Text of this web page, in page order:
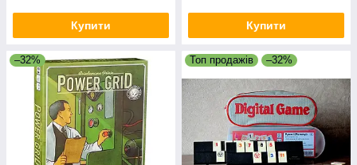
Купити Купити
–32% Топ продажів –32%